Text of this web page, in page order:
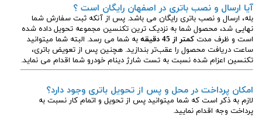
آیا ارسال و نصب باتری در اصفهان رایگان است ؟
بله، ارسال و نصب باتری رایگان می باشد. پس از آنکه ثبت سفارش شما
نهایی شد، محصول شما به نزدیک ترین تکنسین مجموعه تحویل داده شده
است و ظرف مدت کمتر از 45 دقیقه
به شما می رسد. البته شما میتوانید
ساعت دریافت محصول را عقب‌تر بندازید. هچنین پس از تعویض باتری،
تکنسین اعزام شده نسبت به تست شارژ دینام خودرو شما اقدام می نماید.
امکان پرداخت در محل و پس از تحویل باتری وجود دارد؟
لازم به ذکر است که شما میتوانید پس از تحویل و اتمام کار نسبت به
پرداخت وجه اقدام نمایید.